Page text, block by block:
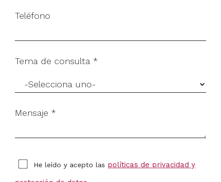
Teléfono
Tema de consulta *
Mensaje *
He leído y acepto las políticas de privacidad y